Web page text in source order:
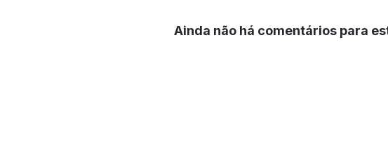
Ainda não há comentários para